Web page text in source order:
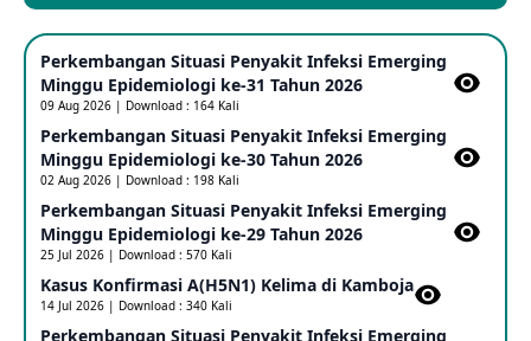
Mpox Clade 1b di Taiwan
25 May 2026
Update Informasi PHEIC Penyakit Ebola
23 May 2026
Penetapan Outbreak Penyakit Ebola di RD Kongo dan
Uganda Sebagai PHEIC
17 May 2026
Perkembangan Situasi Penyakit Infeksi Emerging
Minggu Epidemiologi ke-31 Tahun 2026
09 Aug 2026 | Download : 164 Kali
Perkembangan Situasi Penyakit Infeksi Emerging
Minggu Epidemiologi ke-30 Tahun 2026
02 Aug 2026 | Download : 198 Kali
Perkembangan Situasi Penyakit Infeksi Emerging
Minggu Epidemiologi ke-29 Tahun 2026
25 Jul 2026 | Download : 570 Kali
Kasus Konfirmasi A(H5N1) Kelima di Kamboja​
14 Jul 2026 | Download : 340 Kali
Perkembangan Situasi Penyakit Infeksi Emerging